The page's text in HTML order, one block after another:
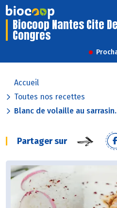
Biocoop Nantes Cite
Congres
Accueil
Toutes nos recettes
Blanc de volaille au
Partager sur